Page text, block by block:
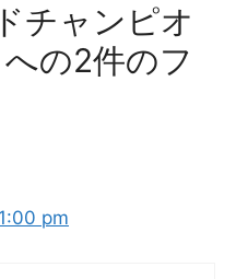
チャンピオ
の2件のフ
pm